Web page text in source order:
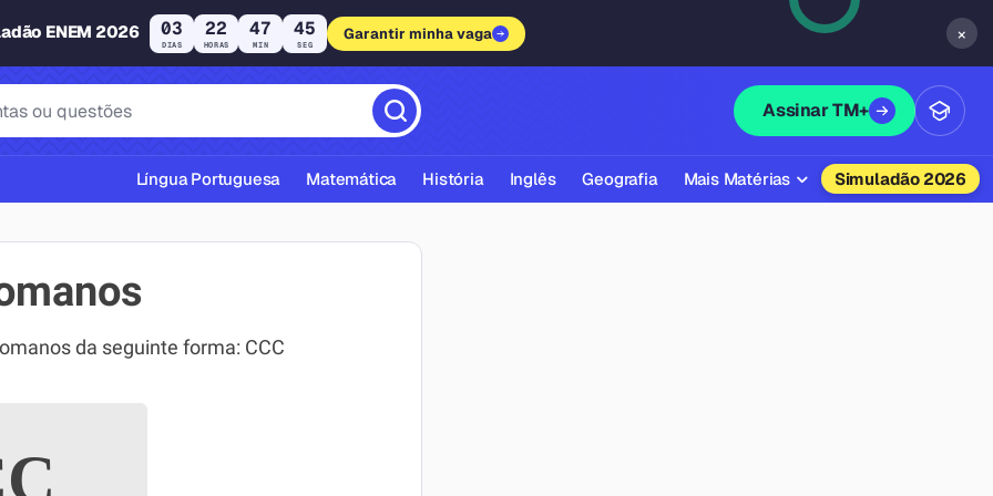
ENEM 2026 03
DIAS
22
HORAS
47
MIN
44
SEG
Garantir minha vaga ×
Assinar TM+
ABNT
Língua Portuguesa Matemática História Inglês Geografia Mais Matérias Simuladão 2026
da seguinte forma: CCC